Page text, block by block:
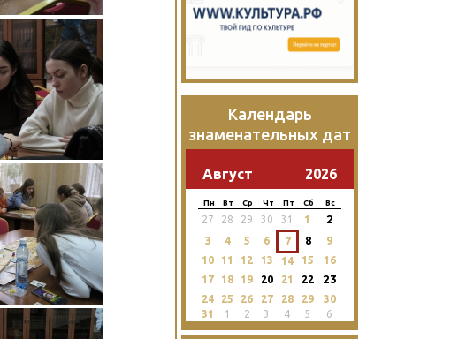
Календарь
знаменательных дат
Август 2026
Пн Вт Ср Чт Пт Сб Вс
27 28 29 30 31 1 2
3 4 5 6 7 8
9
10
11 12 13 14 15
16
17
18 19 20 21 22 23
24 25 26 27 28 29
30
31
1 2 3 4 5 6